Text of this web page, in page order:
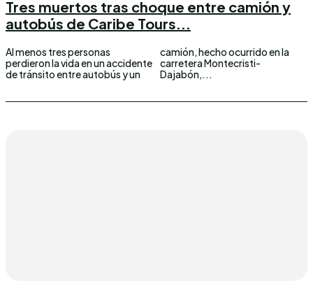
Tres muertos tras choque entre camión y
autobús de Caribe Tours...
Al menos tres personas
perdieron la vida en un accidente
de tránsito entre autobús y un
camión, hecho ocurrido en la
carretera Montecristi-
Dajabón,...